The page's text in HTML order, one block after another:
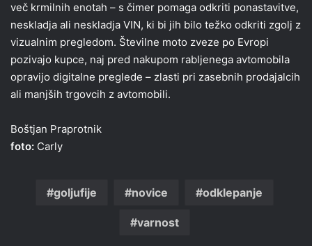
več krmilnih enotah – s čimer pomaga odkriti ponastavitve,
neskladja ali neskladja VIN, ki bi jih bilo težko odkriti zgolj z
vizualnim pregledom. Številne moto zveze po Evropi
pozivajo kupce, naj pred nakupom rabljenega avtomobila
opravijo digitalne preglede – zlasti pri zasebnih prodajalcih
ali manjših trgovcih z avtomobili.
Boštjan Praprotnik
foto: Carly
goljufije novice odklepanje
varnost